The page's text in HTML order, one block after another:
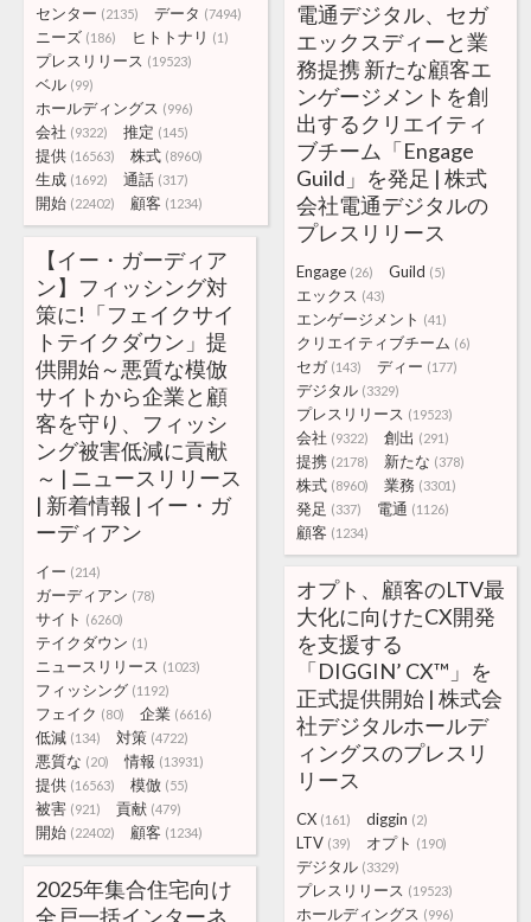
センター (2135) データ (7494)
ニーズ (186) ヒトトナリ (1)
プレスリリース (19523)
ベル (99)
ホールディングス (996)
会社 (9322) 推定 (145)
提供 (16563) 株式 (8960)
生成 (1692) 通話 (317)
開始 (22402) 顧客 (1234)
電通デジタル、セガ
エックスディーと業
務提携 新たな顧客エ
ンゲージメントを創
出するクリエイティ
ブチーム「Engage
Guild」を発足 | 株式
会社電通デジタルの
プレスリリース
Engage (26) Guild (5)
エックス (43)
エンゲージメント (41)
クリエイティブチーム (6)
セガ (143) ディー (177)
デジタル (3329)
プレスリリース (19523)
会社 (9322) 創出 (291)
提携 (2178) 新たな (378)
株式 (8960) 業務 (3301)
発足 (337) 電通 (1126)
顧客 (1234)
【イー・ガーディア
ン】フィッシング対
策に!「フェイクサイ
トテイクダウン」提
供開始～悪質な模倣
サイトから企業と顧
客を守り、フィッシ
ング被害低減に貢献
～ | ニュースリリース
| 新着情報 | イー・ガ
ーディアン
イー (214)
ガーディアン (78)
サイト (6260)
テイクダウン (1)
ニュースリリース (1023)
フィッシング (1192)
フェイク (80) 企業 (6616)
低減 (134) 対策 (4722)
悪質な (20) 情報 (13931)
提供 (16563) 模倣 (55)
被害 (921) 貢献 (479)
開始 (22402) 顧客 (1234)
オプト、顧客のLTV最
大化に向けたCX開発
を支援する
「DIGGIN’ CX™」を
正式提供開始 | 株式会
社デジタルホールデ
ィングスのプレスリ
リース
CX (161) diggin (2)
LTV (39) オプト (190)
デジタル (3329)
プレスリリース (19523)
ホールディングス (996)
2025年集合住宅向け
全戸一括インターネ